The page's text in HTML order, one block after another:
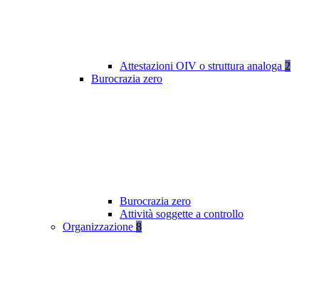
Attestazioni OIV o struttura analoga 2
Burocrazia zero
Burocrazia zero
Attività soggette a controllo
Organizzazione 8